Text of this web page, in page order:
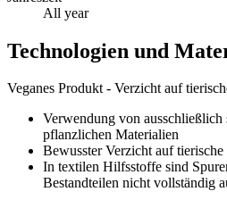
All year
Technologien und
Veganes Produkt - Verzicht auf
Verwendung von ausschließlich
pflanzlichen Materialien
Bewusster Verzicht auf tierische
In textilen Hilfsstoffe sind
Bestandteilen nicht vollständig